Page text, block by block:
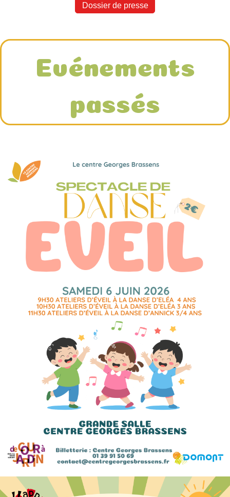
Dossier de presse
Evénements
passés